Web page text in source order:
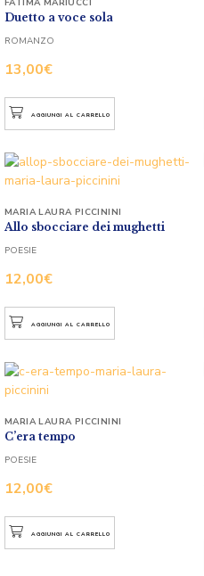
Duetto a voce sola
13,00€
ROMANZO
AGGIUNGI AL CARRELLO
Allo sbocciare dei mughetti
12,00€
MARIA LAURA PICCININI
POESIE
AGGIUNGI AL CARRELLO
C’era tempo
12,00€
MARIA LAURA PICCININI
POESIE
AGGIUNGI AL CARRELLO